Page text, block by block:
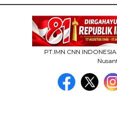
PT.IMN CNN